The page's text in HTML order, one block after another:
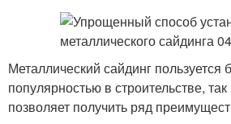
Металлический сайдинг пользуется
популярностью в строительстве,
позволяет получить ряд